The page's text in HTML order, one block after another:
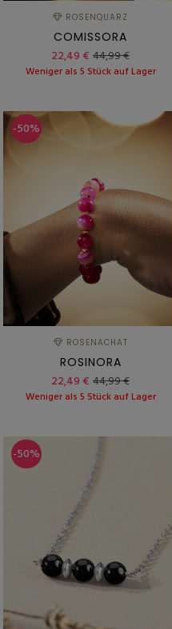
ROSENQUARZ
COMISSORA
22,49 € 44,99 €
Weniger als 5 Stück auf Lager
-50%
ROSENACHAT
ROSINORA
22,49 € 44,99 €
Weniger als 5 Stück auf Lager
-50%